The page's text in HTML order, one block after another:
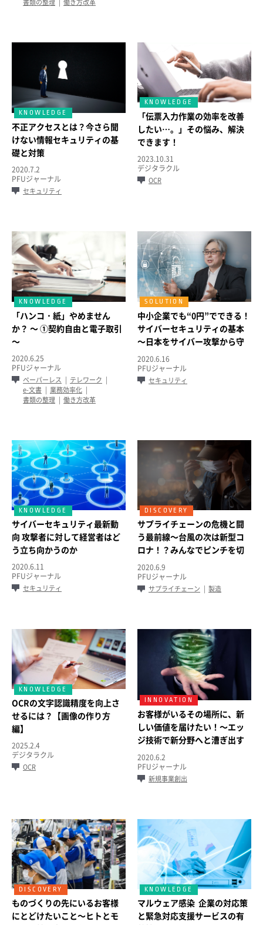
不正アクセスとは？今さら聞
けない情報セキュリティの基
礎と対策
2020.7.2
PFUジャーナル
セキュリティ
「伝票入力作業の効率を改善
したい…。」その悩み、解決
できます！
2023.10.31
デジタラクル
OCR
「ハンコ・紙」やめません
か？ ～ ①契約自由と電子取引
～
2020.6.25
PFUジャーナル
ペーパーレス
テレワーク
e-文書
業務効率化
書類の整理
働き方改革
中小企業でも“0円”でできる！
サイバーセキュリティの基本
～日本をサイバー攻撃から守
るために～
2020.6.16
PFUジャーナル
セキュリティ
サイバーセキュリティ最新動
向 攻撃者に対して経営者はど
う立ち向かうのか
2020.6.11
PFUジャーナル
セキュリティ
サプライチェーンの危機と闘
う最前線～台風の次は新型コ
ロナ！？みんなでピンチを切
り抜けろ！～
2020.6.9
PFUジャーナル
サプライチェーン 製造
OCRの文字認識精度を向上さ
せるには？【画像の作り方
編】
2025.2.4
デジタラクル
OCR
お客様がいるその場所に、新
しい価値を届けたい！～エッ
ジ技術で新分野へと漕ぎ出す
～
2020.6.2
PFUジャーナル
新規事業創出
ものづくりの先にいるお客様
にとどけたいこと～ヒトとモ
マルウェア感染 企業の対応策
と緊急対応支援サービスの有